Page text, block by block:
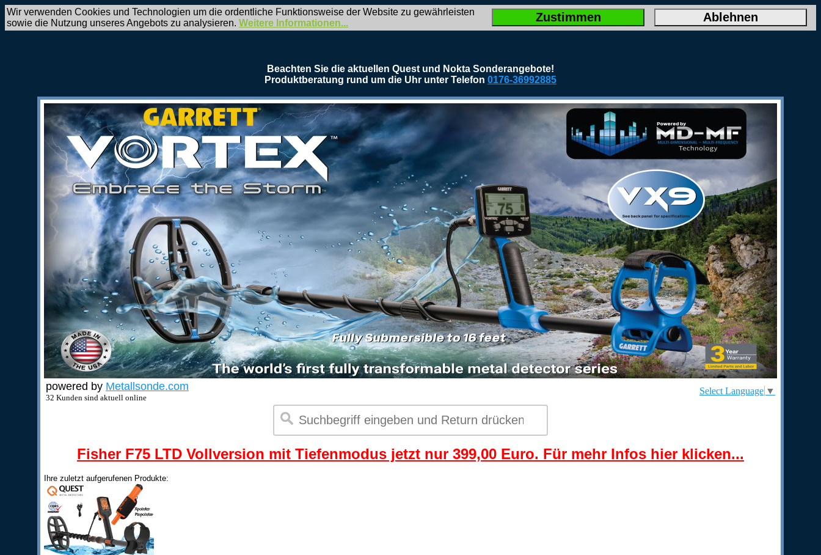
Wir verwenden Cookies und Technologien um die ordentliche Funktionsweise der Website zu gewährleisten
sowie die Nutzung unseres Angebots zu analysieren. Weitere Informationen... Zustimmen Ablehnen
Beachten Sie die aktuellen Quest und Nokta Sonderangebote!
Produktberatung rund um die Uhr unter Telefon 0176-36992885
powered by Metallsonde.com
32 Kunden sind aktuell online
Select Language ▼
Fisher F75 LTD Vollversion mit Tiefenmodus jetzt nur 399,00 Euro. Für mehr Infos hier klicken...
Ihre zuletzt aufgerufenen Produkte: